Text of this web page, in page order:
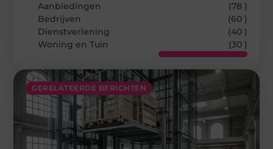
GERELATEERDE BERICHTEN
Aanbiedingen
(78 )
Bedrijven
(60 )
Dienstverlening
(40 )
Woning en Tuin
(30 )